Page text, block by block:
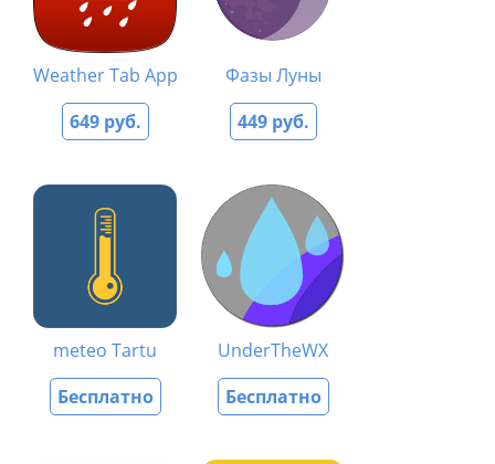
Weather Tab App
649 руб.
Фазы Луны
449 руб.
meteo Tartu
Бесплатно
UnderTheWX
Бесплатно